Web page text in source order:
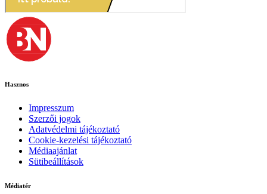
Hasznos
Impresszum
Szerzői jogok
Adatvédelmi tájékoztató
Cookie-kezelési tájékoztató
Médiaajánlat
Sütibeállítások
Médiatér